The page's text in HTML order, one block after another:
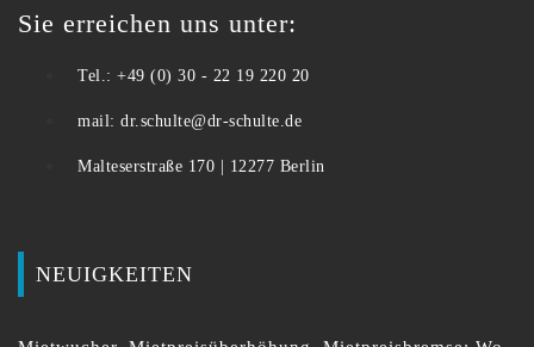
Sie erreichen uns unter:
Tel.: +49 (0) 30 - 22 19 220 20
mail: dr.schulte@dr-schulte.de
Malteserstraße 170 | 12277 Berlin
NEUIGKEITEN